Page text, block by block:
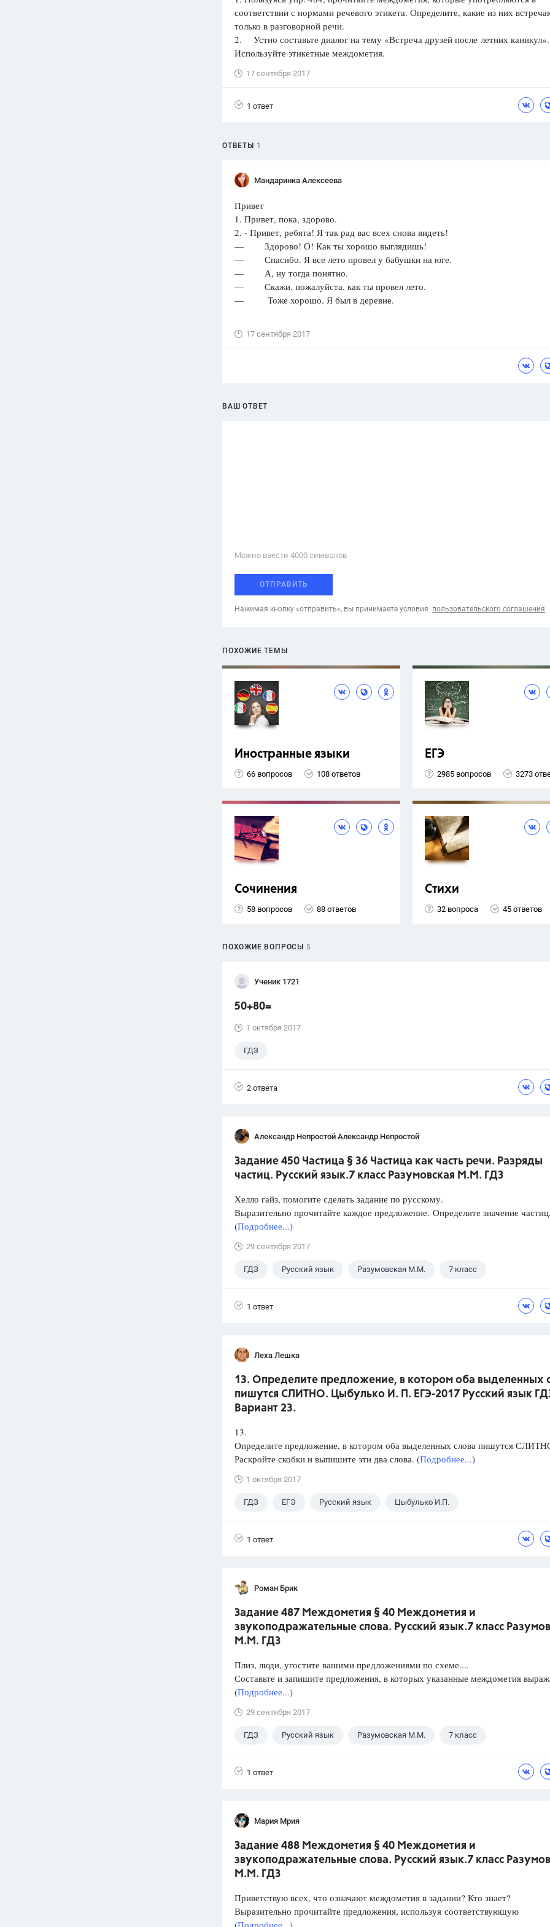
1752 ответа
Олимпиады
1551 ответ
Цветков Л. А.
Психология
соответствии с нормами речевого этикета. Определите, какие из них
только в разговорной речи.
2. Устно составьте диалог на тему «Встреча друзей после летних каникул».
Используйте этикетные междометия.
17 сентября 2017
1 ответ
ОТВЕТЫ 1
Мандаринка Алексеева
Привет
1. Привет, пока, здорово.
2. - Привет, ребята! Я так рад вас всех снова видеть!
— Здорово! О! Как ты хорошо выглядишь!
— Спасибо. Я все лето провел у бабушки на юге.
— А, ну тогда понятно.
— Скажи, пожалуйста, как ты провел лето.
— Тоже хорошо. Я был в деревне.
17 сентября 2017
ВАШ ОТВЕТ
Можно ввести 4000 cимволов
ОТПРАВИТЬ
Нажимая кнопку «отправить», вы принимаете условия пользовательского соглашения
ПОХОЖИЕ ТЕМЫ
Иностранные языки
66 вопросов 108 ответов
ЕГЭ
2985 вопросов 3273
Сочинения
58 вопросов 88 ответов
Стихи
32 вопроса 45 ответов
ПОХОЖИЕ ВОПРОСЫ 5
Ученик 1721
50+80=
1 октября 2017
ГДЗ
2 ответа
Александр Непростой Александр Непростой
Задание 450 Частица § 36 Частица как часть речи. Разряды
частиц. Русский язык.7 класс Разумовская М.М. ГДЗ
Хелло гайз, помогите сделать задание по русскому.
Выразительно прочитайте каждое предложение. Определите значение
(Подробнее...)
29 сентября 2017
ГДЗ Русский язык Разумовская М.М. 7 класс
1 ответ
Леха Лешка
13. Определите предложение, в котором оба выделенных
пишутся СЛИТНО. Цыбулько И. П. ЕГЭ-2017 Русский язык
Вариант 23.
13.
Определите предложение, в котором оба выделенных слова пишутся
Раскройте скобки и выпишите эти два слова. (Подробнее...)
1 октября 2017
ГДЗ ЕГЭ Русский язык Цыбулько И.П.
1 ответ
Роман Брик
Задание 487 Междометия § 40 Междометия и
звукоподражательные слова. Русский язык.7 класс
М.М. ГДЗ
Плиз, люди, угостите вашими предложениями по схеме....
Составьте и запишите предложения, в которых указанные междометия
(Подробнее...)
29 сентября 2017
ГДЗ Русский язык Разумовская М.М. 7 класс
1 ответ
Мария Мрия
Задание 488 Междометия § 40 Междометия и
звукоподражательные слова. Русский язык.7 класс
М.М. ГДЗ
Приветствую всех, что означают междометия в задании? Кто знает?
Выразительно прочитайте предложения, используя соответствующую